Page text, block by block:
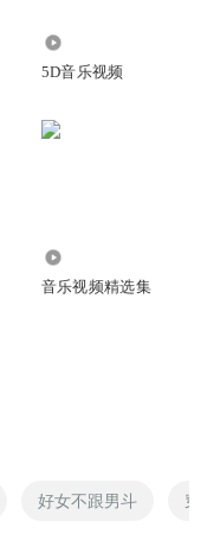
5D音乐视频
音乐视频精选集
好女不跟男斗 穿